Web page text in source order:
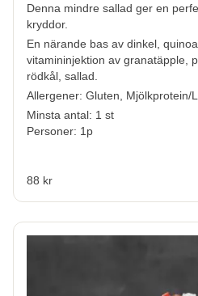
Denna mindre sallad ger en
kryddor.
En närande bas av dinkel,
vitamininjektion av granatäpple,
rödkål, sallad.
Allergener: Gluten, Mjölkprotein/
Minsta antal: 1 st
Personer: 1p
88 kr